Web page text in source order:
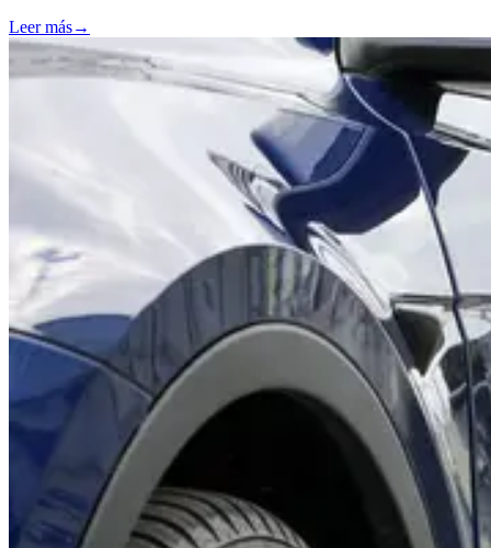
Leer más→